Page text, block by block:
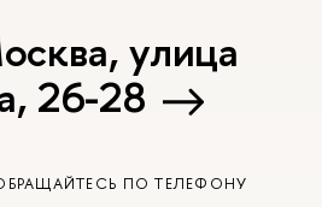
улица
26-28
ПО ТЕЛЕФОНУ